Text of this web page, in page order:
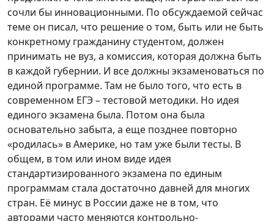
сочли бы инновационными. По обсуждаемой сейчас
теме он писал, что решение о том, быть или не быть
конкретному гражданину студентом, должен
принимать не вуз, а комиссия, которая должна быть
в каждой губернии. И все должны экзаменоваться по
единой программе. Там не было того, что есть в
современном ЕГЭ – тестовой методики. Но идея
единого экзамена была. Потом она была
основательно забыта, а еще позднее повторно
«родилась» в Америке, но там уже были тесты. В
общем, в том или ином виде идея
стандартизированного экзамена по единым
программам стала достаточно давней для многих
стран. Её минус в России даже не в том, что
авторами часто меняются контрольно-